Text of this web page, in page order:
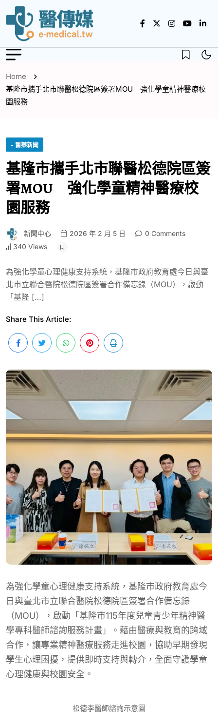
Home
基隆市攜手北市聯醫松德院區簽署MOU 強化學童精神醫療校
園服務
- 醫藥新聞
基隆市攜手北市聯醫松德院區簽
署MOU 強化學童精神醫療校
園服務
新聞中心 2026 年 2 月 5 日
0 Comments
340 Views
為強化學童心理健康支持系統，基隆市政府教育處今日與臺
北市立聯合醫院松德院區簽署合作備忘錄（MOU），啟動
「基隆 […]
Share This Article:
為強化學童心理健康支持系統，基隆市政府教育處今
日與臺北市立聯合醫院松德院區簽署合作備忘錄
（MOU），啟動「基隆市115年度兒童青少年精神醫
學專科醫師諮詢服務計畫」。藉由醫療與教育的跨域
合作，讓專業精神醫療服務走進校園，協助早期發現
學生心理困擾，提供即時支持與轉介，全面守護學童
心理健康與校園安全。
松德李醫師諮詢示意圖